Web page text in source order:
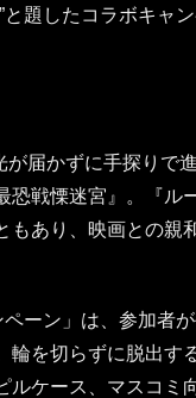
と題したコラボキャ
届かずに手探りで
恐戦慄迷宮』。『ル
もあり、映画との親
ペーン」は、参加者
輪を切らずに脱出す
ルケース、マスコミ